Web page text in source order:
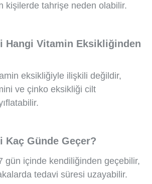
kişilerde tahrişe neden olabilir.
Hangi Vitamin Eksikliğinden
eksikliğiyle ilişkili değildir,
ve çinko eksikliği cilt
Kaç Günde Geçer?
gün içinde kendiliğinden geçebilir,
tedavi süresi uzayabilir.